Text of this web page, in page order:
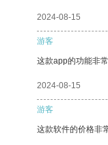
2024-08-15
游客
这款app的功能非
2024-08-15
游客
这款软件的价格非